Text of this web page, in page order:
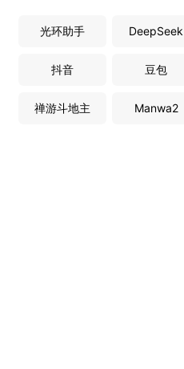
光环助手 DeepSeek
抖音 豆包
禅游斗地主 Manwa2